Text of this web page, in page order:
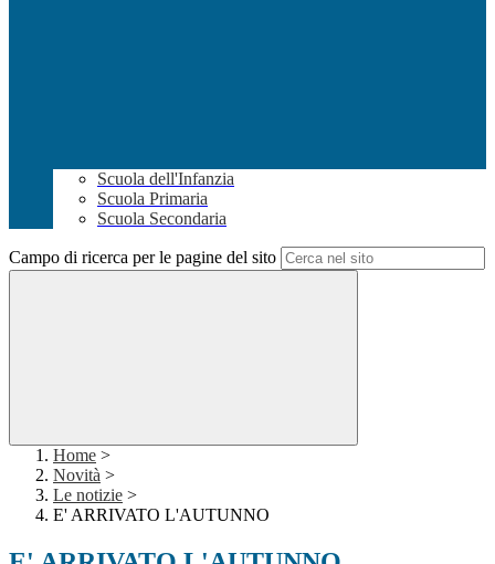
Scuola dell'Infanzia
Scuola Primaria
Scuola Secondaria
Campo di ricerca per le pagine del sito
Home >
Novità >
Le notizie >
E' ARRIVATO L'AUTUNNO